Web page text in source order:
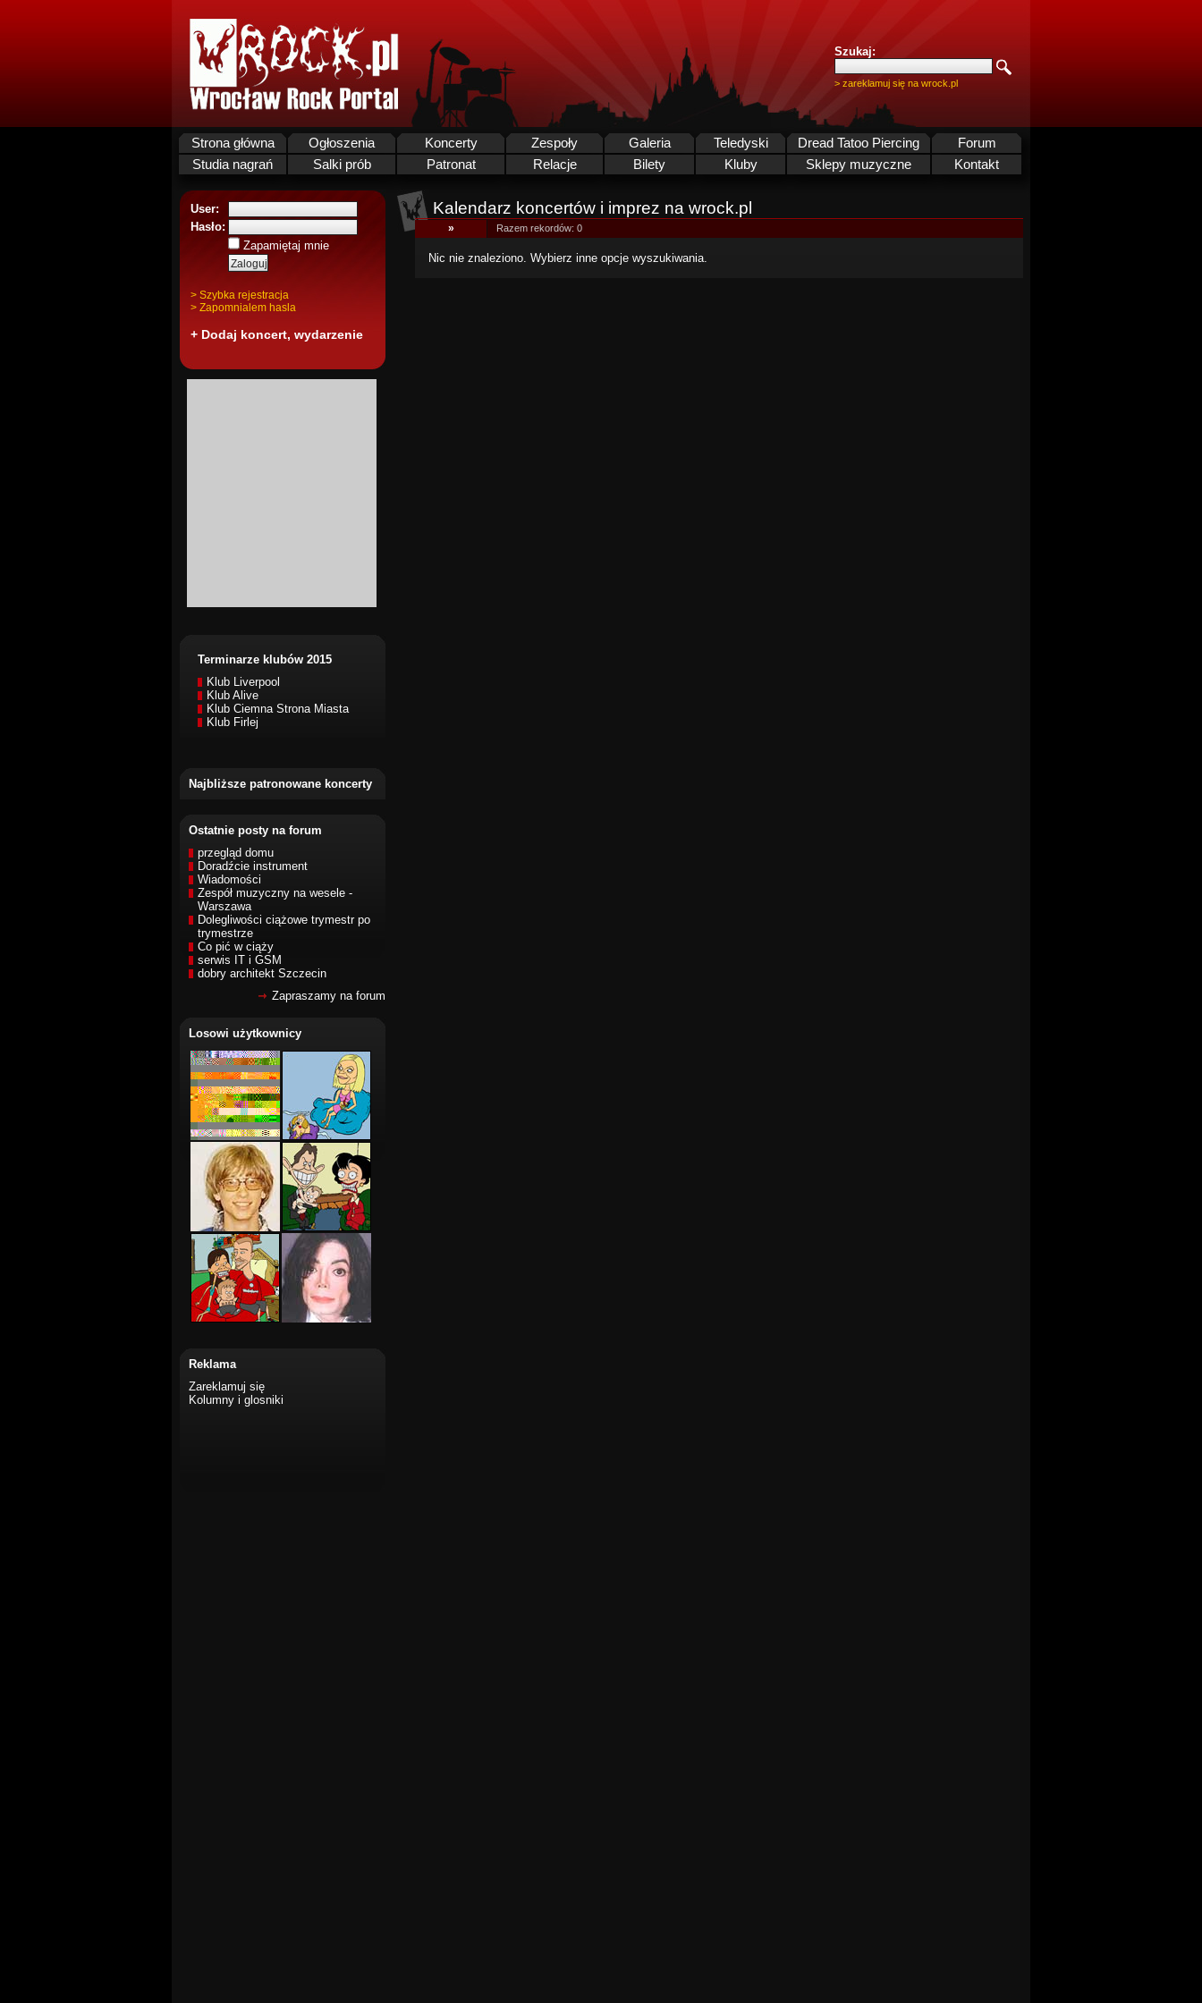
Szukaj:
> zareklamuj się na wrock.pl
Strona główna Ogłoszenia Koncerty Zespoły Galeria Teledyski Dread Tatoo Piercing
Forum
Studia nagrań
Salki prób Patronat Relacje Bilety Kluby Sklepy muzyczne Kontakt
User:
Hasło:
Zapamiętaj mnie
> Szybka rejestracja
> Zapomnialem hasla
+ Dodaj koncert, wydarzenie
Terminarze klubów 2015
Klub Liverpool
Klub Alive
Klub Ciemna Strona Miasta
Klub Firlej
Najbliższe patronowane koncerty
Ostatnie posty na forum
przegląd domu
Doradźcie instrument
Wiadomości
Zespół muzyczny na wesele -
Warszawa
Dolegliwości ciążowe trymestr po
trymestrze
Co pić w ciąży
serwis IT i GSM
dobry architekt Szczecin
Zapraszamy na forum
Losowi użytkownicy
Reklama
Zareklamuj się
Kolumny i glosniki
Kalendarz koncertów i imprez na wrock.pl
» Razem rekordów: 0
Nic nie znaleziono. Wybierz inne opcje wyszukiwania.